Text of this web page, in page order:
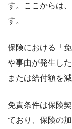
す。ここからは
す。
保険における「
や事由が発生し
または給付額を
免責条件は保険
ており、保険の